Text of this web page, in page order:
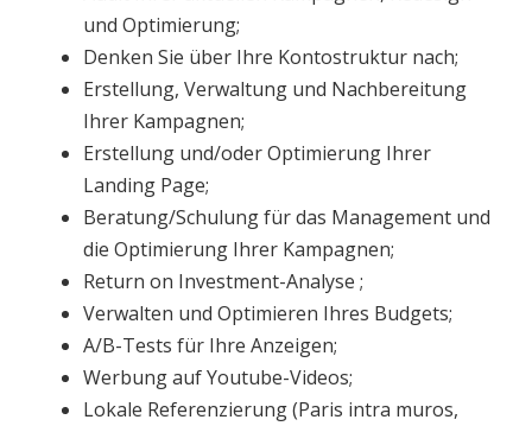
und Optimierung;
Denken Sie über Ihre Kontostruktur nach;
Erstellung, Verwaltung und Nachbereitung
Ihrer Kampagnen;
Erstellung und/oder Optimierung Ihrer
Landing Page;
Beratung/Schulung für das Management und
die Optimierung Ihrer Kampagnen;
Return on Investment-Analyse ;
Verwalten und Optimieren Ihres Budgets;
A/B-Tests für Ihre Anzeigen;
Werbung auf Youtube-Videos;
Lokale Referenzierung (Paris intra muros,